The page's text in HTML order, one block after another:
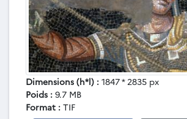
Dimensions (h*l) : 1847 * 2835 px
Poids : 9.7 MB
Format : TIF